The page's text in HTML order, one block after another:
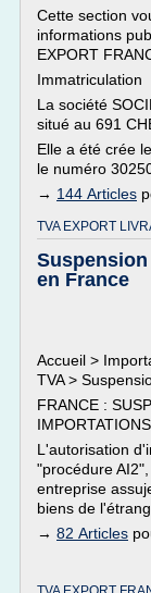
Cette section
informations
EXPORT
Immatriculation
La société
situé au 691
Elle a été crée
le numéro
→ 144 Articles
TVA EXPORT
en France
Accueil >
TVA >
FRANCE :
IMPORTATIONS
L'autorisation
"procédure
entreprise
biens de
→ 82 Articles